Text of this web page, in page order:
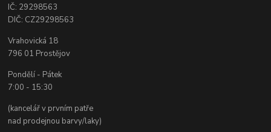
IČ: 29298563
DIČ: CZ29298563
Vrahovická 18
796 01 Prostějov
Pondělí - Pátek
7:00 - 15:30
(kancelář v prvním patře
nad prodejnou barvy/laky)